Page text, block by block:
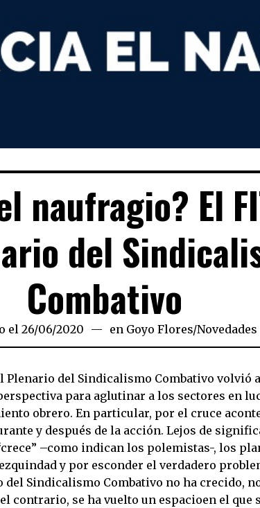
naufragio? El
del
Combativo
el26/06/2020 26/06/2020
en Goyo Flores/Novedades
Plenario del Sindicalismo Combativo volvió
para aglutinar a los sectores en
obrero. En particular, por el cruce
y después de la acción. Lejos de
–como indican los polemistas-, los
y por esconder el verdadero
Sindicalismo Combativo no ha crecido,
contrario, se ha vuelto un espacioen el que